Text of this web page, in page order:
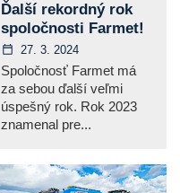
Ďalší rekordný rok
spoločnosti Farmet!
27. 3. 2024
Spoločnosť Farmet má
za sebou ďalší veľmi
úspešný rok. Rok 2023
znamenal pre...